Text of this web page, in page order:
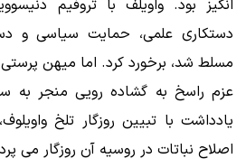
انگیز بود. واویلف با تروفیم
دستکاری علمی، حمایت سیاسی و
مسلط شد، برخورد کرد. اما میهن پرستی
عزم راسخ به گشاده رویی منجر به
یادداشت با تبیین روزگار تلخ
اصلاح نباتات در روسیه آن روزگار می